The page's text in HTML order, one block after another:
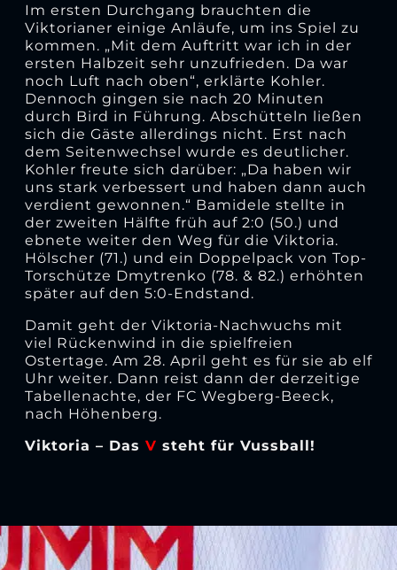
Im ersten Durchgang brauchten die
Viktorianer einige Anläufe, um ins Spiel zu
kommen. „Mit dem Auftritt war ich in der
ersten Halbzeit sehr unzufrieden. Da war
noch Luft nach oben“, erklärte Kohler.
Dennoch gingen sie nach 20 Minuten
durch Bird in Führung. Abschütteln ließen
sich die Gäste allerdings nicht. Erst nach
dem Seitenwechsel wurde es deutlicher.
Kohler freute sich darüber: „Da haben wir
uns stark verbessert und haben dann auch
verdient gewonnen.“ Bamidele stellte in
der zweiten Hälfte früh auf 2:0 (50.) und
ebnete weiter den Weg für die Viktoria.
Hölscher (71.) und ein Doppelpack von Top-
Torschütze Dmytrenko (78. & 82.) erhöhten
später auf den 5:0-Endstand.
Damit geht der Viktoria-Nachwuchs mit
viel Rückenwind in die spielfreien
Ostertage. Am 28. April geht es für sie ab elf
Uhr weiter. Dann reist dann der derzeitige
Tabellenachte, der FC Wegberg-Beeck,
nach Höhenberg.
Viktoria – Das V steht für Vussball!